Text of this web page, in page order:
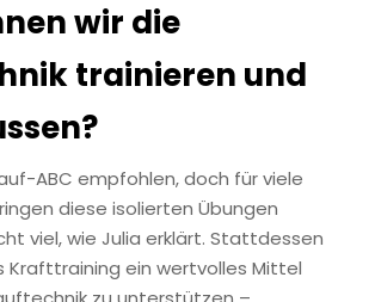
wir die
trainieren und
ABC empfohlen, doch für viele
diese isolierten Übungen
viel, wie Julia erklärt. Stattdessen
Krafttraining ein wertvolles Mittel